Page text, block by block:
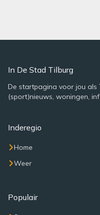
In De Stad Tilburg
De startpagina voor jou als
(sport)nieuws, woningen,
Inderegio
Home
Weer
Populair